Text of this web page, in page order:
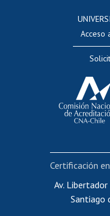
Cursos
Portal
Acceso
Av.
Santiago
Certificación